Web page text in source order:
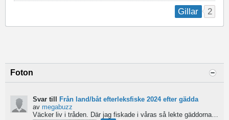
Gillar 2
Foton
Svar till
Från land/båt efterleksfiske 2024 efter gädda
av megabuzz